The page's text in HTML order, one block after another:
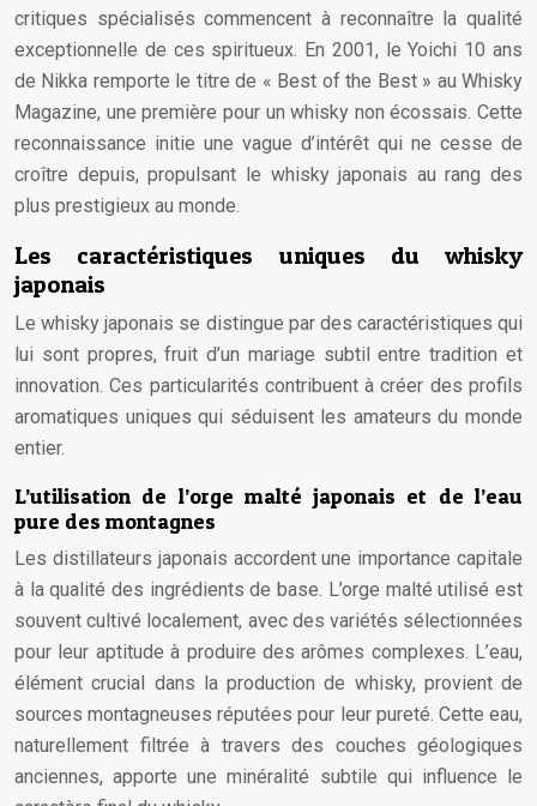
critiques spécialisés commencent à reconnaître la qualité
exceptionnelle de ces spiritueux. En 2001, le Yoichi 10 ans
de Nikka remporte le titre de « Best of the Best » au Whisky
Magazine, une première pour un whisky non écossais. Cette
reconnaissance initie une vague d’intérêt qui ne cesse de
croître depuis, propulsant le whisky japonais au rang des
plus prestigieux au monde.
Les caractéristiques uniques du whisky
japonais
Le whisky japonais se distingue par des caractéristiques qui
lui sont propres, fruit d’un mariage subtil entre tradition et
innovation. Ces particularités contribuent à créer des profils
aromatiques uniques qui séduisent les amateurs du monde
entier.
L’utilisation de l’orge malté japonais et de l’eau
pure des montagnes
Les distillateurs japonais accordent une importance capitale
à la qualité des ingrédients de base. L’orge malté utilisé est
souvent cultivé localement, avec des variétés sélectionnées
pour leur aptitude à produire des arômes complexes. L’eau,
élément crucial dans la production de whisky, provient de
sources montagneuses réputées pour leur pureté. Cette eau,
naturellement filtrée à travers des couches géologiques
anciennes, apporte une minéralité subtile qui influence le